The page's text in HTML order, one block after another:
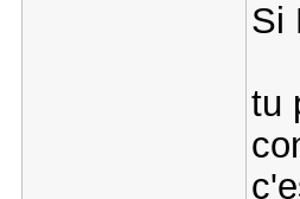
Si
tu